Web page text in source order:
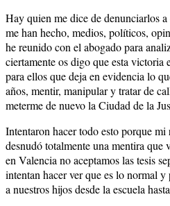
Hay quien me dice de denunciarlos
me han hecho, medios, políticos,
he reunido con el abogado para
ciertamente os digo que esta
para ellos que deja en evidencia lo
años, mentir, manipular y tratar de
meterme de nuevo la Ciudad de la
Intentaron hacer todo esto porque
desnudó totalmente una mentira que
en Valencia no aceptamos las tesis
intentan hacer ver que es lo normal
a nuestros hijos desde la escuela